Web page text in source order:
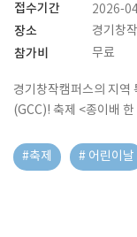
접수기간 2026-
장소 경기창
참가비 무료
경기창작캠퍼스의 지역
(GCC)! 축제 <종이배
#축제 # 어린이날